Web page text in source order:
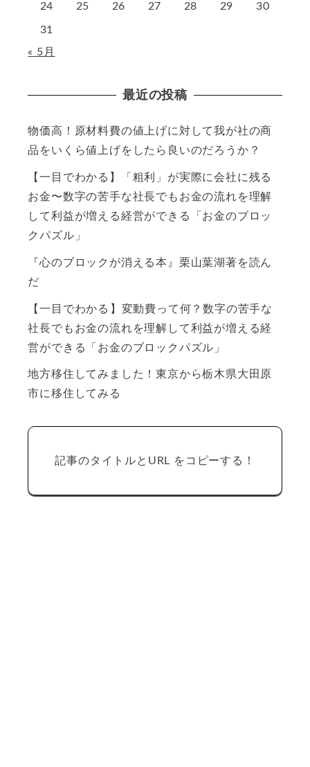
24 25 26 27 28 29 30
31
« 5月
最近の投稿
物価高！原材料費の値上げに対して我が社の商
品をいくら値上げをしたら良いのだろうか？
【一目でわかる】「粗利」が実際に会社に残る
お金〜数字の苦手な社長でもお金の流れを理解
して利益が増える経営ができる「お金のブロッ
クパズル」
『心のブロックが消える本』栗山葉湖著を読ん
だ
【一目でわかる】変動費って何？数字の苦手な
社長でもお金の流れを理解して利益が増える経
営ができる「お金のブロックパズル」
地方移住してみました！東京から栃木県大田原
市に移住してみる
記事のタイトルとURL をコピーする！